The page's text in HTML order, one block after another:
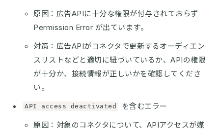
原因：広告APIに十分な権限が付与されておらず
Permission Error が出ています。
対策：広告APIがコネクタで更新するオーディエン
スリストなどと適切に紐づいているか、APIの権限
が十分か、接続情報が正しいかを確認してくださ
い。
API access deactivated
を含むエラー
原因：対象のコネクタについて、APIアクセスが媒